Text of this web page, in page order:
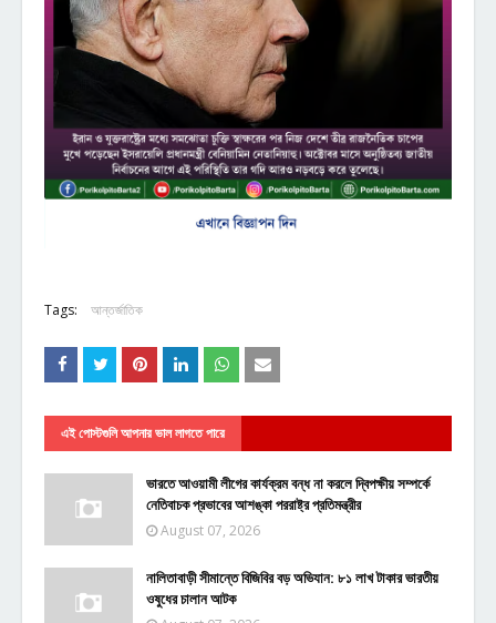
Tags: আন্তর্জাতিক
এই পোস্টগুলি আপনার ভাল লাগতে পারে
ভারতে আওয়ামী লীগের কার্যক্রম বন্ধ না করলে দ্বিপক্ষীয় সম্পর্কে
নেতিবাচক প্রভাবের আশঙ্কা পররাষ্ট্র প্রতিমন্ত্রীর
August 07, 2026
নালিতাবাড়ী সীমান্তে বিজিবির বড় অভিযান: ৮১ লাখ টাকার ভারতীয়
ওষুধের চালান আটক